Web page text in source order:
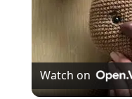
Watch on